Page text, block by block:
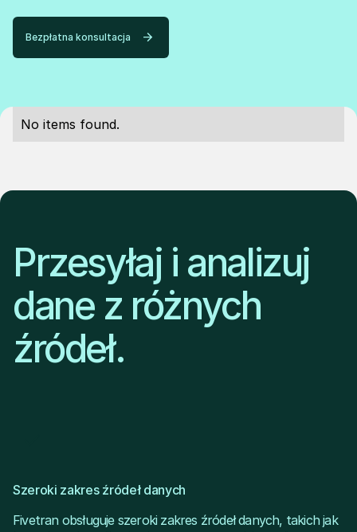
Bezpłatna konsultacja
No items found.
Przesyłaj i analizuj
dane z różnych
źródeł.
Szeroki zakres źródeł danych
Fivetran obsługuje szeroki zakres źródeł danych, takich jak